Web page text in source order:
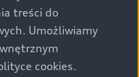
treści do
Umożliwiamy
cookies.